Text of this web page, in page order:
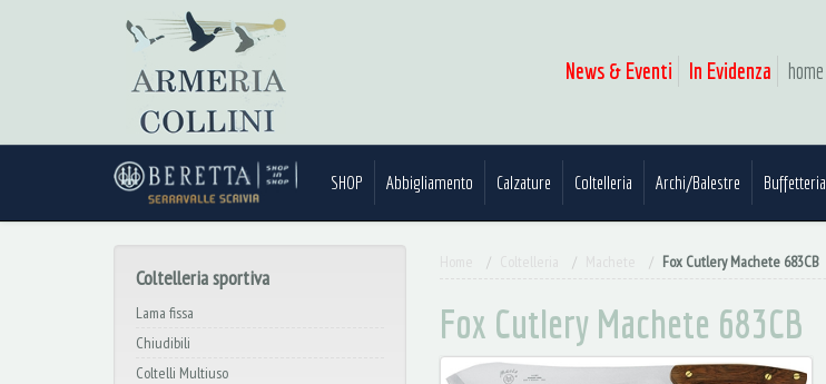
News & Eventi In Evidenza home
SHOP Abbigliamento Calzature Coltelleria Archi/Balestre Buffetteria
Fox Cutlery Machete 683CB
Fox Cutlery Machete 683CB
Coltelleria sportiva
Lama fissa
Chiudibili
Coltelli Multiuso